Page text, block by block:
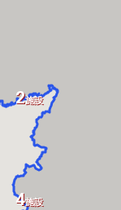
4施設
2施設